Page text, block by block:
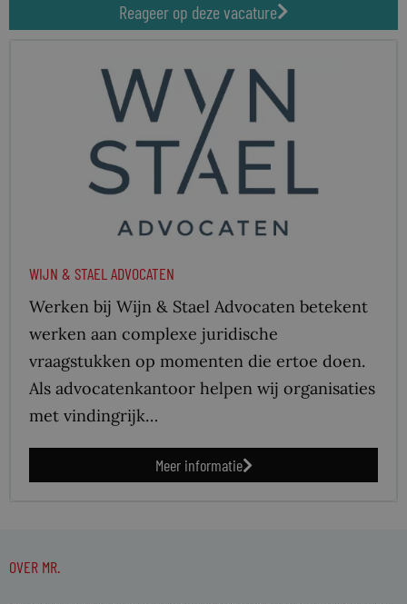
Reageer op deze vacature
WIJN & STAEL ADVOCATEN
Werken bij Wijn & Stael Advocaten betekent
werken aan complexe juridische
vraagstukken op momenten die ertoe doen.
Als advocatenkantoor helpen wij organisaties
met vindingrijk…
Meer informatie
OVER MR.